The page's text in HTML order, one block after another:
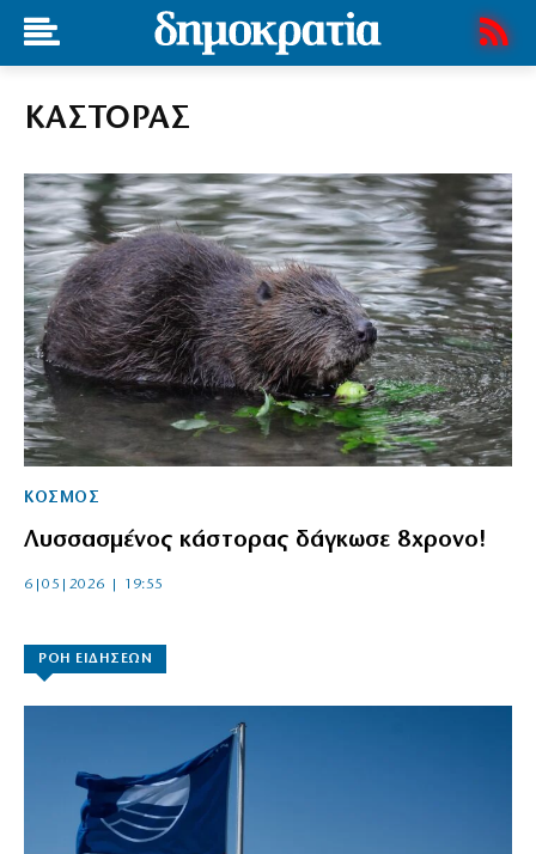
ΚΑΣΤΟΡΑΣ
ΚΟΣΜΟΣ
Λυσσασμένος κάστορας δάγκωσε 8χρονο!
6|05|2026 | 19:55
ΡΟΗ ΕΙΔΗΣΕΩΝ